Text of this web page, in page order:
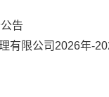
告
有限公司 2026年-